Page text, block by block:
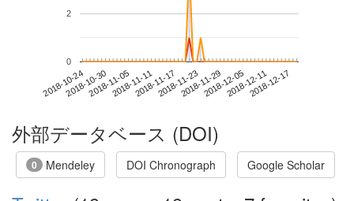
2018-10-242018-10-302018-11-052018-11-112018-11-172018-11-232018-11-292018-12-052018-12-112018-12-17
0
2
外部データベース (DOI)
0 Mendeley DOI Chronograph Google Scholar